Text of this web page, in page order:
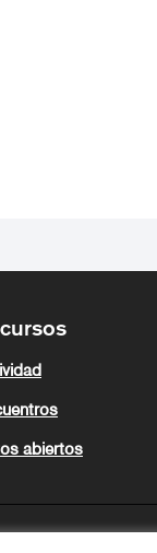
abiertos